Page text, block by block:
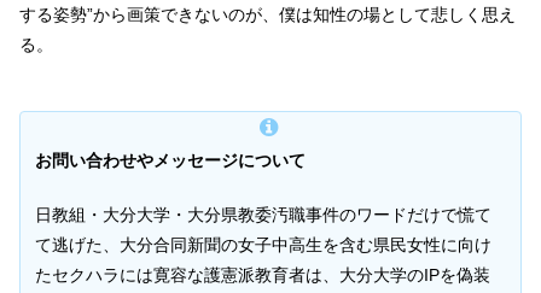
する姿勢”から画策できないのが、僕は知性の場として悲しく思え
る。
お問い合わせやメッセージについて
日教組・大分大学・大分県教委汚職事件のワードだけで慌て
て逃げた、大分合同新聞の女子中高生を含む県民女性に向け
たセクハラには寛容な護憲派教育者は、大分大学のIPを偽装